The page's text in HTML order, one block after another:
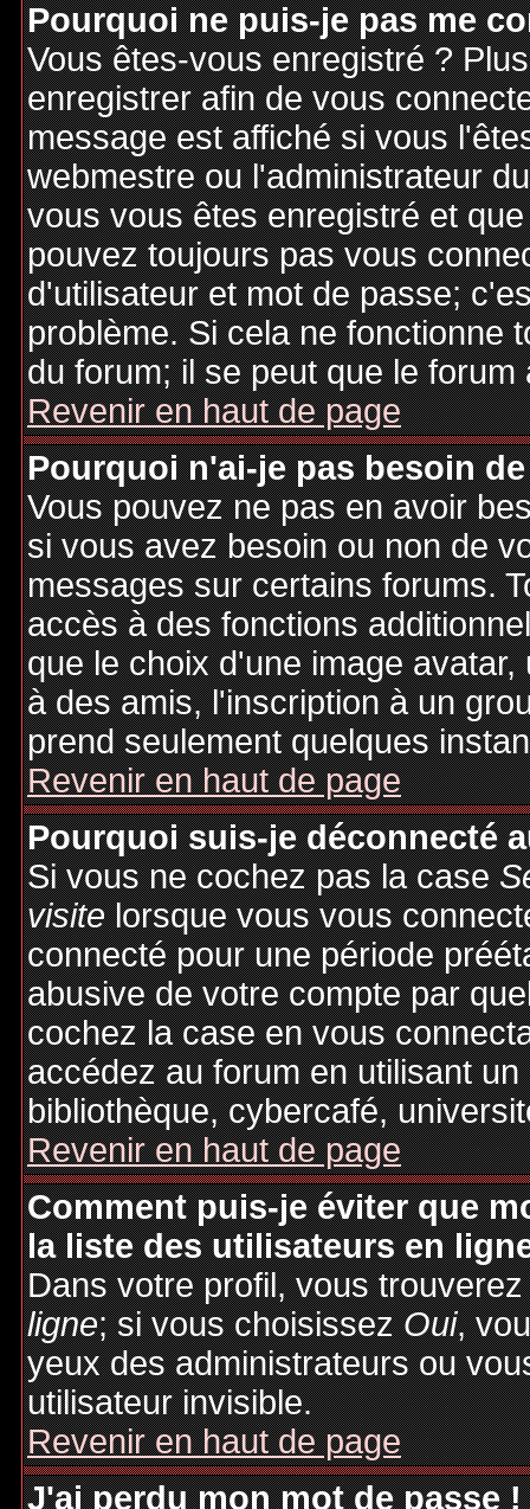
Pourquoi ne puis-je pas me
Vous êtes-vous enregistré ?
enregistrer afin de vous
message est affiché si vous
webmestre ou l'administrateur
vous vous êtes enregistré et
pouvez toujours pas vous
d'utilisateur et mot de passe;
problème. Si cela ne fonctionne
du forum; il se peut que le
Revenir en haut de page
Pourquoi n'ai-je pas besoin
Vous pouvez ne pas en avoir
si vous avez besoin ou non de
messages sur certains forums.
accès à des fonctions
que le choix d'une image
à des amis, l'inscription à un
prend seulement quelques
Revenir en haut de page
Pourquoi suis-je déconnecté
Si vous ne cochez pas la case
visitelorsque vous vous
connecté pour une période
abusive de votre compte par
cochez la case en vous
accédez au forum en utilisant
bibliothèque, cybercafé,
Revenir en haut de page
Comment puis-je éviter que
la liste des utilisateurs en
Dans votre profil, vous
ligne; si vous choisissezOui,
yeux des administrateurs ou
utilisateur invisible.
Revenir en haut de page
J'ai perdu mon mot de passe !